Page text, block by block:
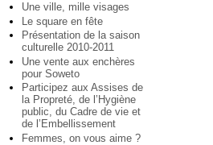
Une ville, mille visages
Le square en fête
Présentation de la saison
culturelle 2010-2011
Une vente aux enchères
pour Soweto
Participez aux Assises de
la Propreté, de l’Hygiène
public, du Cadre de vie et
de l’Embellissement
Femmes, on vous aime ?